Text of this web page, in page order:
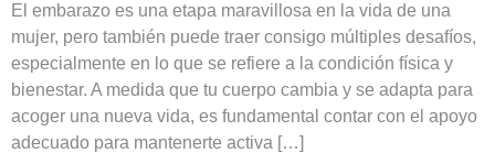
El embarazo es una etapa maravillosa en la vida de una
mujer, pero también puede traer consigo múltiples desafíos,
especialmente en lo que se refiere a la condición física y
bienestar. A medida que tu cuerpo cambia y se adapta para
acoger una nueva vida, es fundamental contar con el apoyo
adecuado para mantenerte activa […]